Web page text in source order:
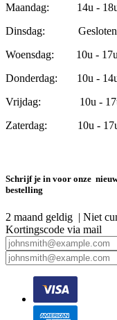
Maandag: 14u -
Dinsdag: Gesloten
Woensdag: 10u - 17u
Donderdag: 10u -
Vrijdag: 10u -
Zaterdag: 10u -
Schrijf je in voor onze
bestelling
2 maand geldig | Niet
Kortingscode via mail